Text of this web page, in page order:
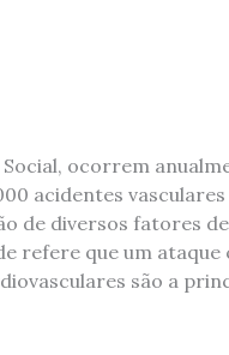
ocorrem
acidentes
de diversos fatores
refere que um
são a